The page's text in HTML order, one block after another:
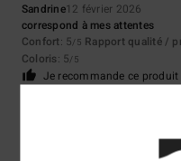
Sandrine12 février 2026
correspond à mes attentes
Confort: 5/5 Rapport qualité /
Coloris: 5/5
Je recommande ce produit